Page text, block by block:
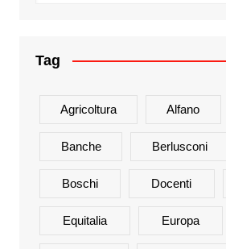
Tag
Agricoltura Alfano
Banche Berlusconi
Boschi Docenti
Equitalia Europa